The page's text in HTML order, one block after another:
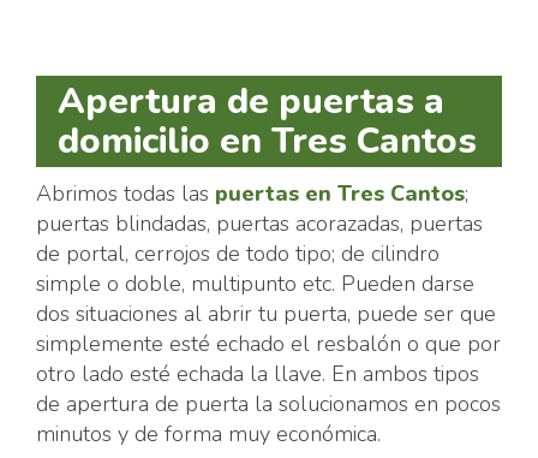
Apertura de puertas a
domicilio en Tres Cantos
Abrimos todas las puertas en Tres Cantos;
puertas blindadas, puertas acorazadas, puertas
de portal, cerrojos de todo tipo; de cilindro
simple o doble, multipunto etc. Pueden darse
dos situaciones al abrir tu puerta, puede ser que
simplemente esté echado el resbalón o que por
otro lado esté echada la llave. En ambos tipos
de apertura de puerta la solucionamos en pocos
minutos y de forma muy económica.